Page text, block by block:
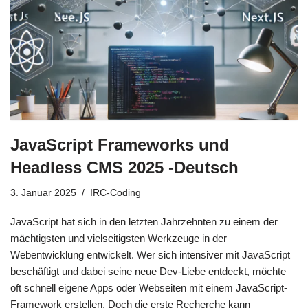
JavaScript Frameworks und
Headless CMS 2025 -Deutsch
3. Januar 2025 IRC-Coding
JavaScript hat sich in den letzten Jahrzehnten zu einem der
mächtigsten und vielseitigsten Werkzeuge in der
Webentwicklung entwickelt. Wer sich intensiver mit JavaScript
beschäftigt und dabei seine neue Dev-Liebe entdeckt, möchte
oft schnell eigene Apps oder Webseiten mit einem JavaScript-
Framework erstellen. Doch die erste Recherche kann